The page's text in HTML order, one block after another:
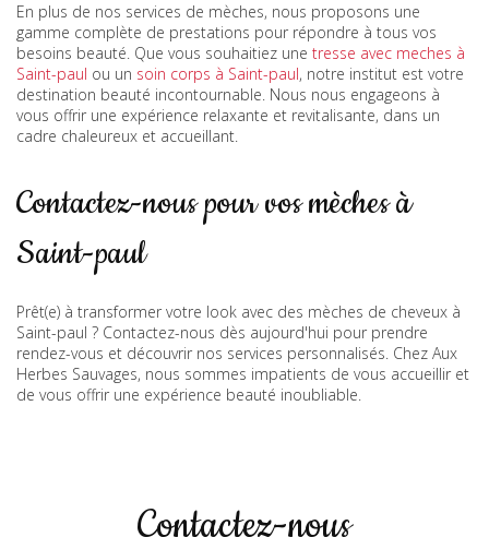
En plus de nos services de mèches, nous proposons une
gamme complète de prestations pour répondre à tous vos
besoins beauté. Que vous souhaitiez une tresse avec meches à
Saint-paul ou un soin corps à Saint-paul, notre institut est votre
destination beauté incontournable. Nous nous engageons à
vous offrir une expérience relaxante et revitalisante, dans un
cadre chaleureux et accueillant.
Contactez-nous pour vos mèches à
Saint-paul
Prêt(e) à transformer votre look avec des mèches de cheveux à
Saint-paul ? Contactez-nous dès aujourd'hui pour prendre
rendez-vous et découvrir nos services personnalisés. Chez Aux
Herbes Sauvages, nous sommes impatients de vous accueillir et
de vous offrir une expérience beauté inoubliable.
Contactez-nous